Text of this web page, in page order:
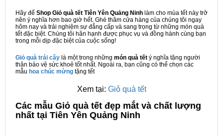
Hãy để Shop Giỏ quà tết Tiên Yên Quảng Ninh làm cho mùa tết này trở
nên ý nghĩa hơn bao giờ hết. Ghé thăm cửa hàng của chúng tôi ngay
hôm nay và trải nghiệm sự đẳng cấp và sang trọng từ những món quà
tết đặc biệt. Chúng tôi hân hạnh được phục vụ và đồng hành cùng bạn
trong mỗi dịp đặc biệt của cuộc sống!
Giỏ quà trái cây là một trong những món quà tết ý nghĩa tặng người
thân bảo vệ sức khoẻ tốt nhất. Ngoài ra, bạn cũng có thể chọn các
mẫu hoa chúc mừng tặng tết
Xem tại: Giỏ quà tết
Các mẫu Giỏ quà tết đẹp mắt và chất lượng
nhất tại Tiên Yên Quảng Ninh